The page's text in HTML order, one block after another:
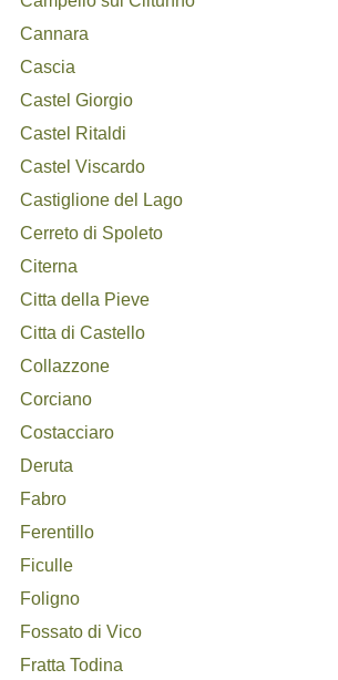
Cannara
Cascia
Castel Giorgio
Castel Ritaldi
Castel Viscardo
Castiglione del Lago
Cerreto di Spoleto
Citerna
Citta della Pieve
Citta di Castello
Collazzone
Corciano
Costacciaro
Deruta
Fabro
Ferentillo
Ficulle
Foligno
Fossato di Vico
Fratta Todina